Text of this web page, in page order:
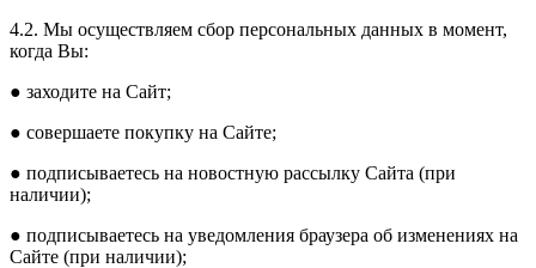
4.2. Мы осуществляем сбор персональных данных в момент,
когда Вы:
● заходите на Сайт;
● совершаете покупку на Сайте;
● подписываетесь на новостную рассылку Сайта (при
наличии);
● подписываетесь на уведомления браузера об изменениях на
Сайте (при наличии);